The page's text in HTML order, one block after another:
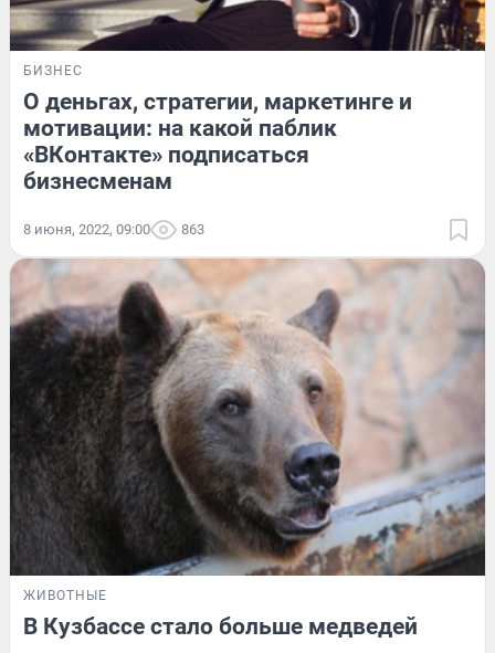
БИЗНЕС
О деньгах, стратегии, маркетинге и
мотивации: на какой паблик
«ВКонтакте» подписаться
бизнесменам
8 июня, 2022, 09:00 863
ЖИВОТНЫЕ
В Кузбассе стало больше медведей